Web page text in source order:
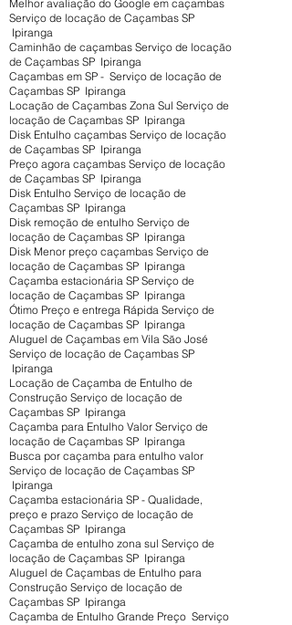
Melhor avaliação do Google em caçambas
Serviço de locação de Caçambas SP
Ipiranga
Caminhão de caçambas Serviço de locação
de Caçambas SP Ipiranga
Caçambas em SP - Serviço de locação de
Caçambas SP Ipiranga
Locação de Caçambas Zona Sul Serviço de
locação de Caçambas SP Ipiranga
Disk Entulho caçambas Serviço de locação
de Caçambas SP Ipiranga
Preço agora caçambas Serviço de locação
de Caçambas SP Ipiranga
Disk Entulho Serviço de locação de
Caçambas SP Ipiranga
Disk remoção de entulho Serviço de
locação de Caçambas SP Ipiranga
Disk Menor preço caçambas Serviço de
locação de Caçambas SP Ipiranga
Caçamba estacionária SP Serviço de
locação de Caçambas SP Ipiranga
Ótimo Preço e entrega Rápida Serviço de
locação de Caçambas SP Ipiranga
Aluguel de Caçambas em Vila São José
Serviço de locação de Caçambas SP
Ipiranga
Locação de Caçamba de Entulho de
Construção Serviço de locação de
Caçambas SP Ipiranga
Caçamba para Entulho Valor Serviço de
locação de Caçambas SP Ipiranga
Busca por caçamba para entulho valor
Serviço de locação de Caçambas SP
Ipiranga
Caçamba estacionária SP - Qualidade,
preço e prazo Serviço de locação de
Caçambas SP Ipiranga
Caçamba de entulho zona sul Serviço de
locação de Caçambas SP Ipiranga
Aluguel de Caçambas de Entulho para
Construção Serviço de locação de
Caçambas SP Ipiranga
Caçamba de Entulho Grande Preço Serviço